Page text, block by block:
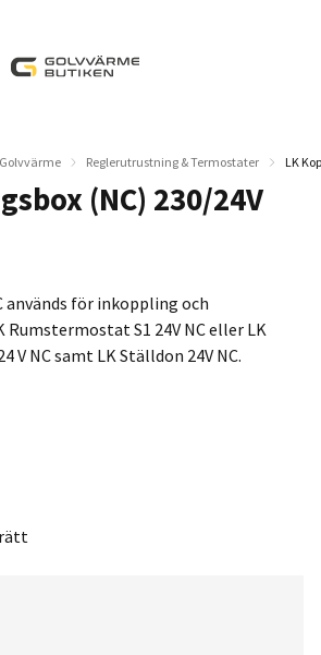
Reglerutrustning & Termostater LK
(NC) 230/24V
används för inkoppling och
S1 24V NC eller LK
V NC samt LK Ställdon 24V NC.